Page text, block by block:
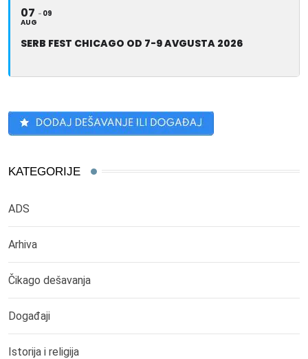
07
AUG
09
SERB FEST CHICAGO OD 7-9 AVGUSTA 2026
KATEGORIJE
ADS
Arhiva
Čikago dešavanja
Događaji
Istorija i religija